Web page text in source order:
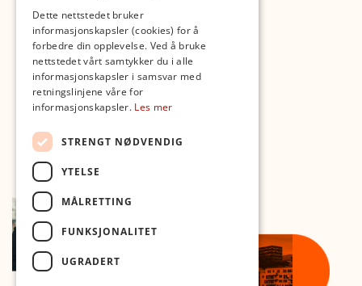
Dette nettstedet bruker
informasjonskapsler (cookies) for å
forbedre din opplevelse. Ved å bruke
nettstedet vårt samtykker du i alle
informasjonskapsler i samsvar med
retningslinjene våre for
informasjonskapsler. Les mer
STRENGT NØDVENDIG
YTELSE
MÅLRETTING
FUNKSJONALITET
UGRADERT